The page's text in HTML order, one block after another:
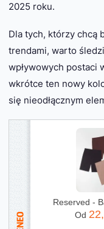
2025 roku.
Dla tych, którzy chcą
trendami, warto
wpływowych postaci
wkrótce ten nowy
się nieodłącznym
Od